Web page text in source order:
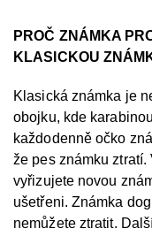
PROČ ZNÁMKA
KLASICKOU
Klasická známka je
obojku, kde
každodenně očko
že pes známku
vyřizujete novou
ušetřeni. Známka
nemůžete ztratit.